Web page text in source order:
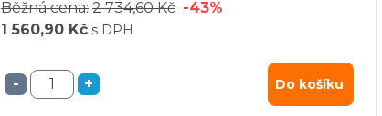
Běžná cena: 2 734,60 Kč -43%
1 560,90 Kč s DPH
- + Do košíku